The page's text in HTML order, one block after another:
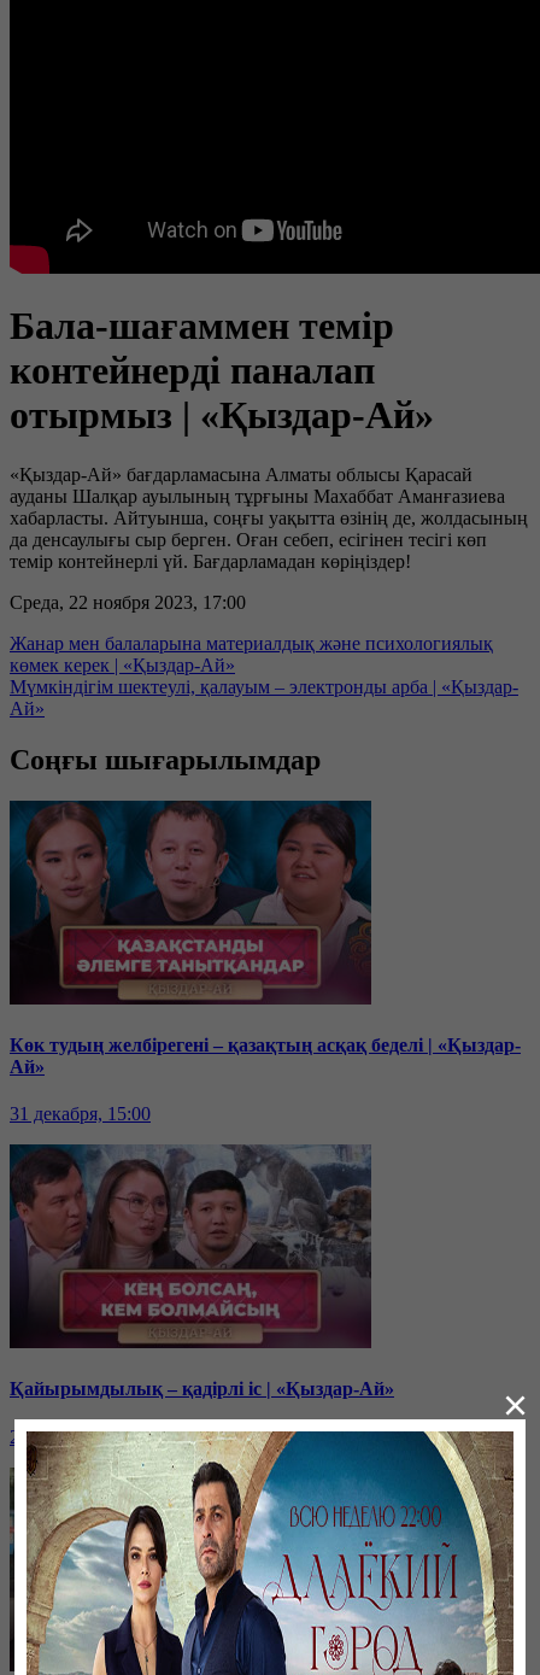
Бала-шағаммен темір
контейнерді паналап
отырмыз | «Қыздар-Ай»
«Қыздар-Ай» бағдарламасына Алматы облысы Қарасай
ауданы Шалқар ауылының тұрғыны Махаббат Аманғазиева
хабарласты. Айтуынша, соңғы уақытта өзінің де, жолдасының
да денсаулығы сыр берген. Оған себеп, есігінен тесігі көп
темір контейнерлі үй. Бағдарламадан көріңіздер!
Среда, 22 ноября 2023, 17:00
Жанар мен балаларына материалдық және психологиялық
көмек керек | «Қыздар-Ай»
Мүмкіндігім шектеулі, қалауым – электронды арба | «Қыздар-
Ай»
Соңғы шығарылымдар
Көк тудың желбірегені – қазақтың асқақ беделі | «Қыздар-
Ай»
31 декабря, 15:00
Қайырымдылық – қадірлі іс | «Қыздар-Ай»
20 декабря, 17:00
×